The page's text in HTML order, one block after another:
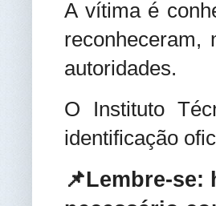
A vítima é
reconheceram,
autoridades.
O Instituto
identificação
📌Lembre-